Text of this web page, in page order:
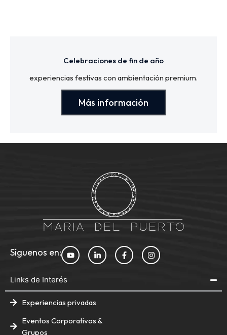
Celebraciones de fin de año
experiencias festivas con ambientación premium.
Más información
Síguenos en:
Links de Interés
Experiencias privadas
Eventos Corporativos &
Grupos